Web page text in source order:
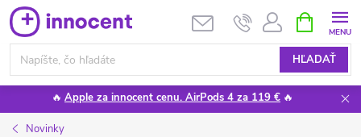
Prejsť
na
obsah
HĽADAŤ
KOŠÍK
🔥 Apple za innocent cenu. AirPods 4 za 119 € 🔥
Novinky